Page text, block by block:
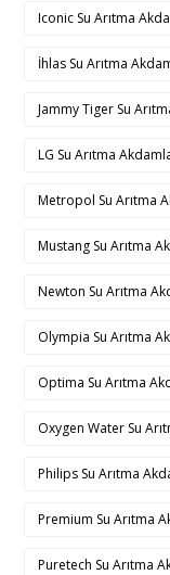
Iconic Su Arıtma
İhlas Su Arıtma
Jammy Tiger Su
LG Su Arıtma
Metropol Su Arıtma
Mustang Su Arıtma
Newton Su Arıtma
Olympia Su Arıtma
Optima Su Arıtma
Oxygen Water Su
Philips Su Arıtma
Premium Su Arıtma
Puretech Su Arıtma